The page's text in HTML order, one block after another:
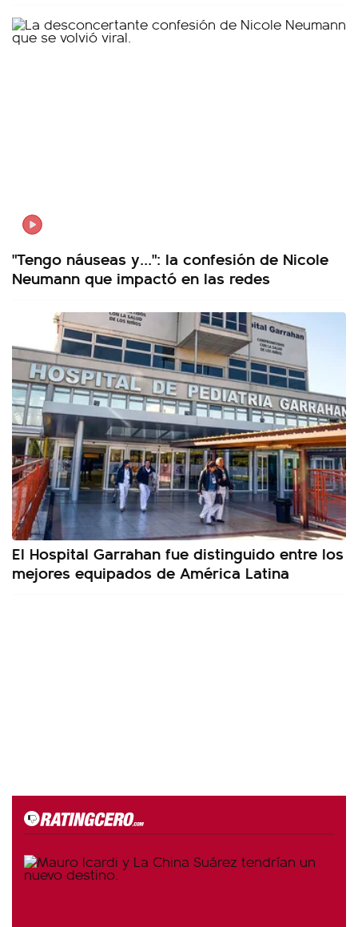
"Tengo náuseas y...": la confesión de Nicole
Neumann que impactó en las redes
El Hospital Garrahan fue distinguido entre los
mejores equipados de América Latina